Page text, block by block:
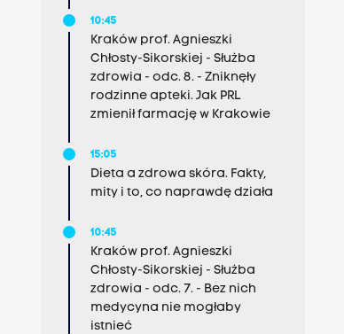
10:45
Kraków prof. Agnieszki
Chłosty-Sikorskiej - Służba
zdrowia - odc. 8. - Zniknęły
rodzinne apteki. Jak PRL
zmienił farmację w Krakowie
15:05
Dieta a zdrowa skóra. Fakty,
mity i to, co naprawdę działa
10:45
Kraków prof. Agnieszki
Chłosty-Sikorskiej - Służba
zdrowia - odc. 7. - Bez nich
medycyna nie mogłaby
istnieć